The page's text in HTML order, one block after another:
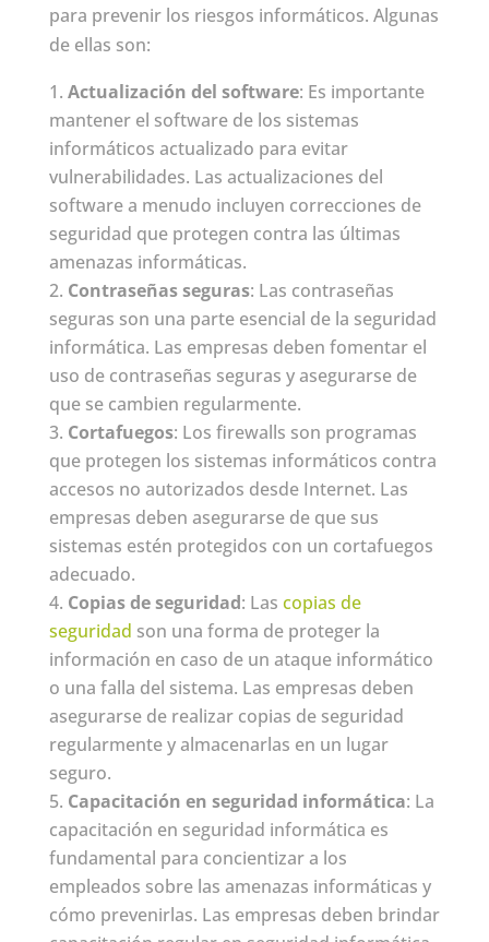
para prevenir los riesgos informáticos. Algunas
de ellas son:
Actualización del software: Es importante
mantener el software de los sistemas
informáticos actualizado para evitar
vulnerabilidades. Las actualizaciones del
software a menudo incluyen correcciones de
seguridad que protegen contra las últimas
amenazas informáticas.
Contraseñas seguras: Las contraseñas
seguras son una parte esencial de la seguridad
informática. Las empresas deben fomentar el
uso de contraseñas seguras y asegurarse de
que se cambien regularmente.
Cortafuegos: Los firewalls son programas
que protegen los sistemas informáticos contra
accesos no autorizados desde Internet. Las
empresas deben asegurarse de que sus
sistemas estén protegidos con un cortafuegos
adecuado.
Copias de seguridad: Las copias de
seguridad son una forma de proteger la
información en caso de un ataque informático
o una falla del sistema. Las empresas deben
asegurarse de realizar copias de seguridad
regularmente y almacenarlas en un lugar
seguro.
Capacitación en seguridad informática: La
capacitación en seguridad informática es
fundamental para concientizar a los
empleados sobre las amenazas informáticas y
cómo prevenirlas. Las empresas deben brindar